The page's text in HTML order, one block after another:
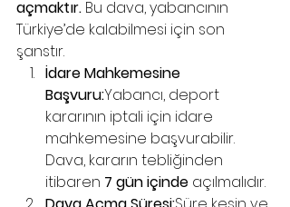
açmaktır. Bu dava, yabancının
Türkiye’de kalabilmesi için son
şanstır.
İdare Mahkemesine
Başvuru:Yabancı, deport
kararının iptali için idare
mahkemesine başvurabilir.
Dava, kararın tebliğinden
itibaren 7 gün içinde açılmalıdır.